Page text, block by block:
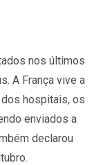
nos últimos
A França vive a
hospitais, os
enviados a
declarou